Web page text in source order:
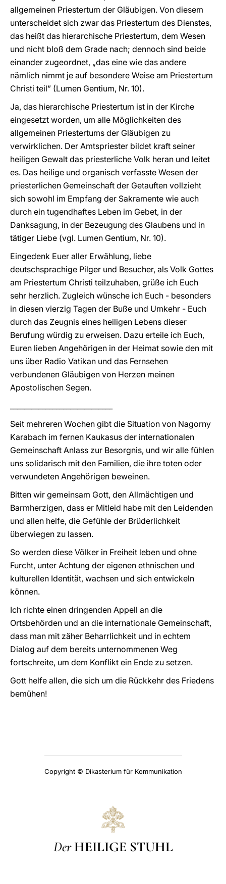
allgemeinen Priestertum der Gläubigen. Von diesem
unterscheidet sich zwar das Priestertum des Dienstes,
das heißt das hierarchische Priestertum, dem Wesen
und nicht bloß dem Grade nach; dennoch sind beide
einander zugeordnet, „das eine wie das andere
nämlich nimmt je auf besondere Weise am Priestertum
Christi teil” (Lumen Gentium, Nr. 10).
Ja, das hierarchische Priestertum ist in der Kirche
eingesetzt worden, um alle Möglichkeiten des
allgemeinen Priestertums der Gläubigen zu
verwirklichen. Der Amtspriester bildet kraft seiner
heiligen Gewalt das priesterliche Volk heran und leitet
es. Das heilige und organisch verfasste Wesen der
priesterlichen Gemeinschaft der Getauften vollzieht
sich sowohl im Empfang der Sakramente wie auch
durch ein tugendhaftes Leben im Gebet, in der
Danksagung, in der Bezeugung des Glaubens und in
tätiger Liebe (vgl. Lumen Gentium, Nr. 10).
Eingedenk Euer aller Erwählung, liebe
deutschsprachige Pilger und Besucher, als Volk Gottes
am Priestertum Christi teilzuhaben, grüße ich Euch
sehr herzlich. Zugleich wünsche ich Euch - besonders
in diesen vierzig Tagen der Buße und Umkehr - Euch
durch das Zeugnis eines heiligen Lebens dieser
Berufung würdig zu erweisen. Dazu erteile ich Euch,
Euren lieben Angehörigen in der Heimat sowie den mit
uns über Radio Vatikan und das Fernsehen
verbundenen Gläubigen von Herzen meinen
Apostolischen Segen.
Seit mehreren Wochen gibt die Situation von Nagorny
Karabach im fernen Kaukasus der internationalen
Gemeinschaft Anlass zur Besorgnis, und wir alle fühlen
uns solidarisch mit den Familien, die ihre toten oder
verwundeten Angehörigen beweinen.
Bitten wir gemeinsam Gott, den Allmächtigen und
Barmherzigen, dass er Mitleid habe mit den Leidenden
und allen helfe, die Gefühle der Brüderlichkeit
überwiegen zu lassen.
So werden diese Völker in Freiheit leben und ohne
Furcht, unter Achtung der eigenen ethnischen und
kulturellen Identität, wachsen und sich entwickeln
können.
Ich richte einen dringenden Appell an die
Ortsbehörden und an die internationale Gemeinschaft,
dass man mit zäher Beharrlichkeit und in echtem
Dialog auf dem bereits unternommenen Weg
fortschreite, um dem Konflikt ein Ende zu setzen.
Gott helfe allen, die sich um die Rückkehr des Friedens
bemühen!
Copyright © Dikasterium für Kommunikation
Der HEILIGE STUHL